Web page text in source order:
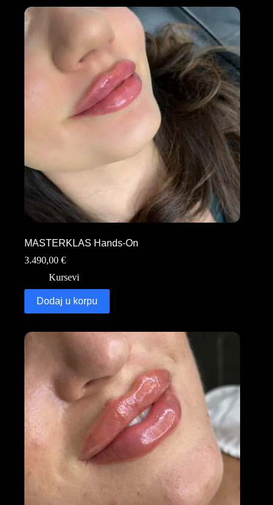
MASTERKLAS Hands-On
3.490,00 €
Kursevi
Dodaj u korpu